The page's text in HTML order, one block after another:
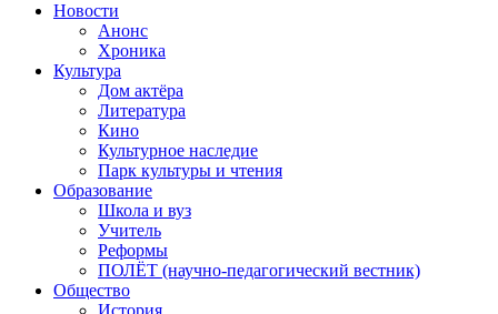
Новости
Анонс
Хроника
Культура
Дом актёра
Литература
Кино
Культурное наследие
Парк культуры и чтения
Образование
Школа и вуз
Учитель
Реформы
ПОЛЁТ (научно-педагогический вестник)
Общество